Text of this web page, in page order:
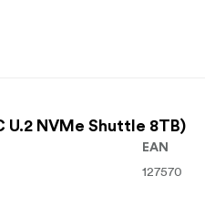
U.2 NVMe Shuttle 8TB)
EAN
127570